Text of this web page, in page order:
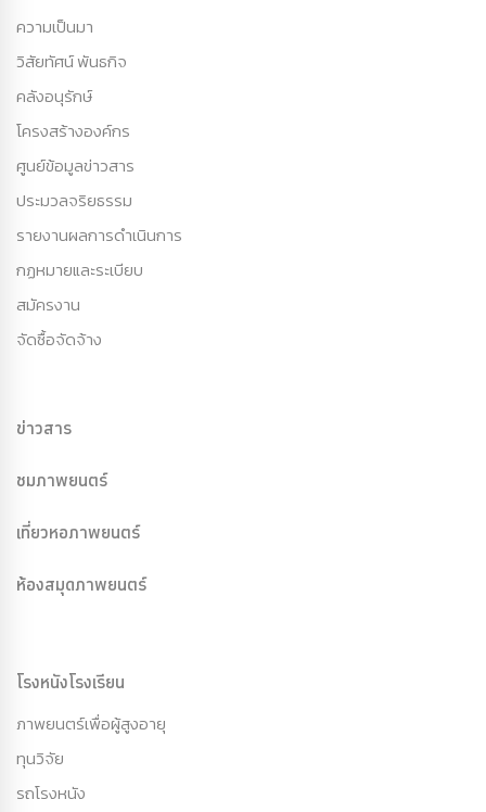
ความเป็นมา
วิสัยทัศน์ พันธกิจ
คลังอนุรักษ์
โครงสร้างองค์กร
ศูนย์ข้อมูลข่าวสาร
ประมวลจริยธรรม
รายงานผลการดำเนินการ
กฏหมายและระเบียบ
สมัครงาน
จัดซื้อจัดจ้าง
ข่าวสาร
ชมภาพยนตร์
เที่ยวหอภาพยนตร์
ห้องสมุดภาพยนตร์
โรงหนังโรงเรียน
ภาพยนตร์เพื่อผู้สูงอายุ
ทุนวิจัย
รถโรงหนัง